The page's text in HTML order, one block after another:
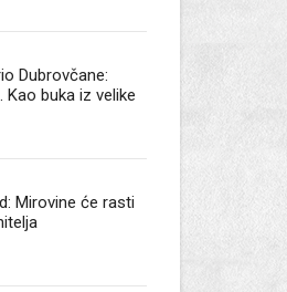
Dubrovčane:
Kao buka iz velike
Mirovine će rasti